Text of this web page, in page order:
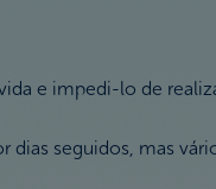
e impedi-lo de
seguidos, mas